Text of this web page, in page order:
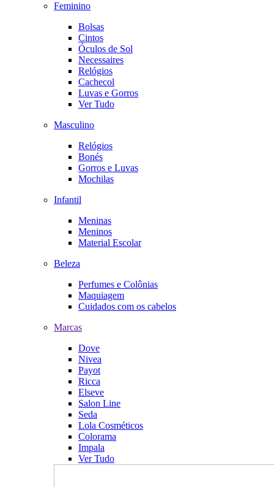
Feminino
Bolsas
Cintos
Óculos de Sol
Necessaires
Relógios
Cachecol
Luvas e Gorros
Ver Tudo
Masculino
Relógios
Bonés
Gorros e Luvas
Mochilas
Infantil
Meninas
Meninos
Material Escolar
Beleza
Perfumes e Colônias
Maquiagem
Cuidados com os cabelos
Marcas
Dove
Nivea
Payot
Ricca
Elseve
Salon Line
Seda
Lola Cosméticos
Colorama
Impala
Ver Tudo